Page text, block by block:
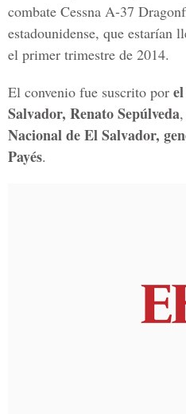
combate Cessna A-37
estadounidense, que estarían
el primer trimestre de 2014.
El convenio fue suscrito por
Salvador, Renato Sepúlveda
Nacional de El Salvador,
Payés.